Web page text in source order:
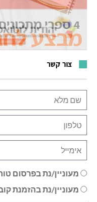
צור קשר
מעוניין/נת בפרסום
מעוניין/נת בהזמנת